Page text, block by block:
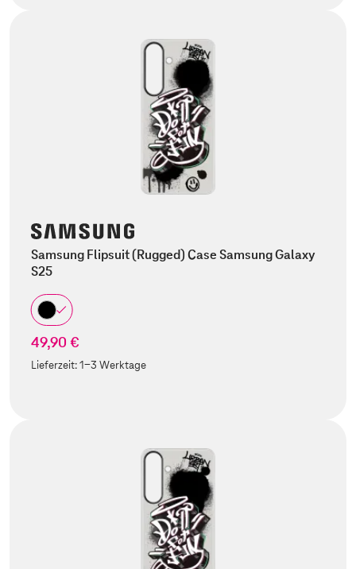
Samsung Flipsuit (Rugged) Case Samsung Galaxy
S25
49,90 €
Lieferzeit:1-3 Werktage